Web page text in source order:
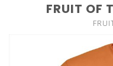
FRUIT OF